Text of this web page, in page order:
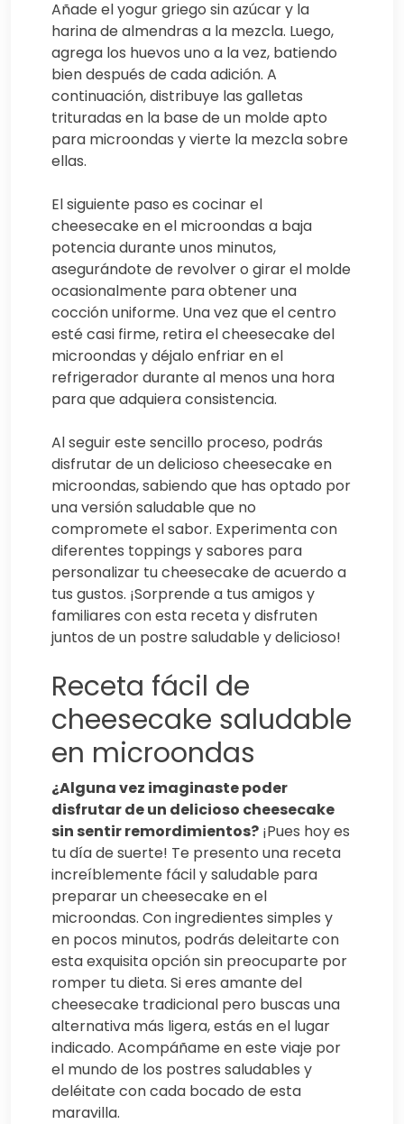
Añade el yogur griego sin azúcar y la
harina de almendras a la mezcla. Luego,
agrega los huevos uno a la vez, batiendo
bien después de cada adición. A
continuación, distribuye las galletas
trituradas en la base de un molde apto
para microondas y vierte la mezcla sobre
ellas.
El siguiente paso es cocinar el
cheesecake en el microondas a baja
potencia durante unos minutos,
asegurándote de revolver o girar el molde
ocasionalmente para obtener una
cocción uniforme. Una vez que el centro
esté casi firme, retira el cheesecake del
microondas y déjalo enfriar en el
refrigerador durante al menos una hora
para que adquiera consistencia.
Al seguir este sencillo proceso, podrás
disfrutar de un delicioso cheesecake en
microondas, sabiendo que has optado por
una versión saludable que no
compromete el sabor. Experimenta con
diferentes toppings y sabores para
personalizar tu cheesecake de acuerdo a
tus gustos. ¡Sorprende a tus amigos y
familiares con esta receta y disfruten
juntos de un postre saludable y delicioso!
Receta fácil de
cheesecake saludable
en microondas
¿Alguna vez imaginaste poder
disfrutar de un delicioso cheesecake
sin sentir remordimientos? ¡Pues hoy es
tu día de suerte! Te presento una receta
increíblemente fácil y saludable para
preparar un cheesecake en el
microondas. Con ingredientes simples y
en pocos minutos, podrás deleitarte con
esta exquisita opción sin preocuparte por
romper tu dieta. Si eres amante del
cheesecake tradicional pero buscas una
alternativa más ligera, estás en el lugar
indicado. Acompáñame en este viaje por
el mundo de los postres saludables y
deléitate con cada bocado de esta
maravilla.